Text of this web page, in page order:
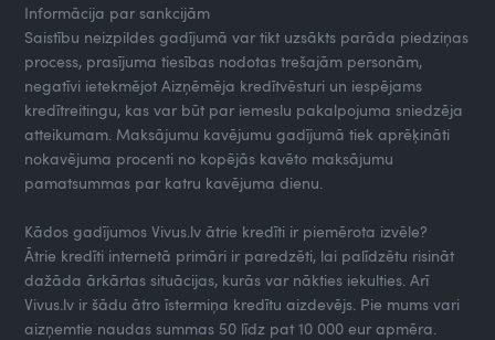
Informācija par sankcijām
Saistību neizpildes gadījumā var tikt uzsākts parāda piedziņas
process, prasījuma tiesības nodotas trešajām personām,
negatīvi ietekmējot Aizņēmēja kredītvēsturi un iespējams
kredītreitingu, kas var būt par iemeslu pakalpojuma sniedzēja
atteikumam. Maksājumu kavējumu gadījumā tiek aprēķināti
nokavējuma procenti no kopējās kavēto maksājumu
pamatsummas par katru kavējuma dienu.
Kādos gadījumos Vivus.lv ātrie kredīti ir piemērota izvēle?
Ātrie kredīti internetā primāri ir paredzēti, lai palīdzētu risināt
dažāda ārkārtas situācijas, kurās var nākties iekulties. Arī
Vivus.lv ir šādu ātro īstermiņa kredītu aizdevējs. Pie mums vari
aizņemtie naudas summas 50 līdz pat 10 000 eur apmēra.